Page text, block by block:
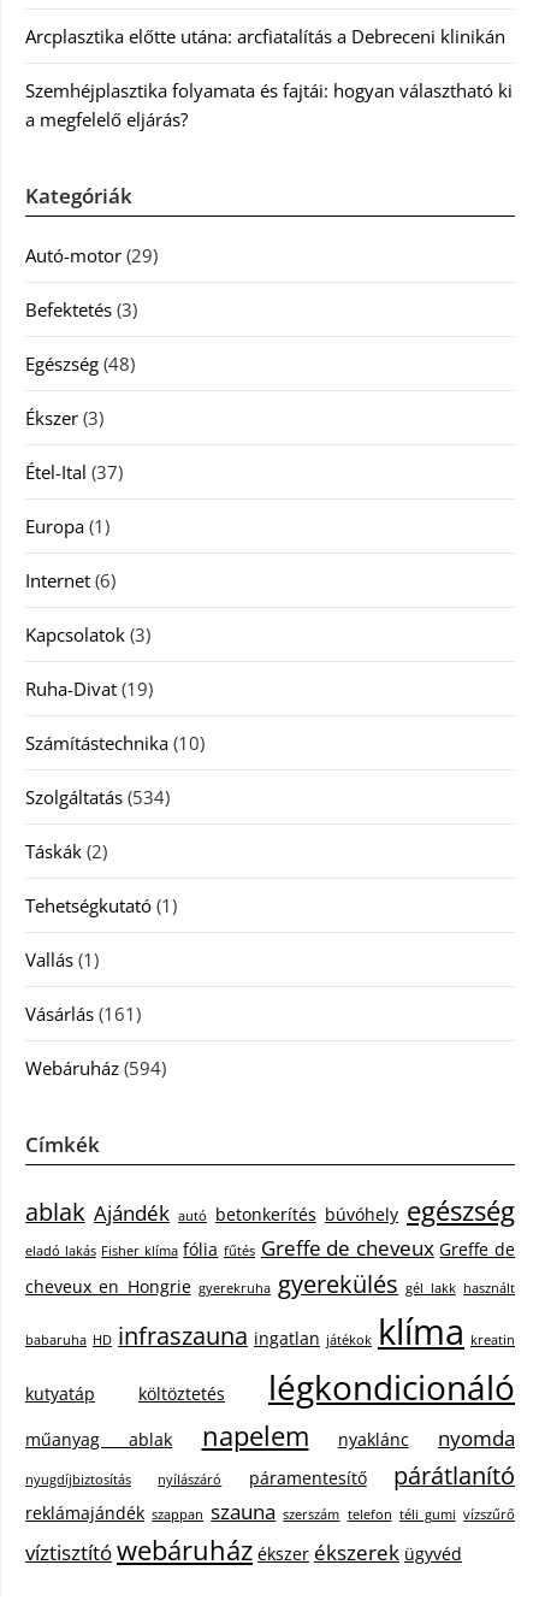
Arcplasztika előtte utána: arcfiatalítás a Debreceni klinikán
Szemhéjplasztika folyamata és fajtái: hogyan választható ki
a megfelelő eljárás?
Kategóriák
Autó-motor (29)
Befektetés (3)
Egészség (48)
Ékszer (3)
Étel-Ital (37)
Europa (1)
Internet (6)
Kapcsolatok (3)
Ruha-Divat (19)
Számítástechnika (10)
Szolgáltatás (534)
Táskák (2)
Tehetségkutató (1)
Vallás (1)
Vásárlás (161)
Webáruház (594)
Címkék
ablak Ajándék autó betonkerítés búvóhely egészség
eladó lakás Fisher klíma fólia fűtés Greffe de cheveux Greffe de
cheveux en Hongrie gyerekruha gyerekülés gél lakk használt
babaruha HD infraszauna ingatlan játékok klíma kreatin
kutyatáp költöztetés légkondicionáló
műanyag ablak napelem nyaklánc nyomda
nyugdíjbiztosítás nyílászáró páramentesítő párátlanító
reklámajándék szappan szauna szerszám telefon téli gumi vízszűrő
víztisztítówebáruház ékszer ékszerek ügyvéd